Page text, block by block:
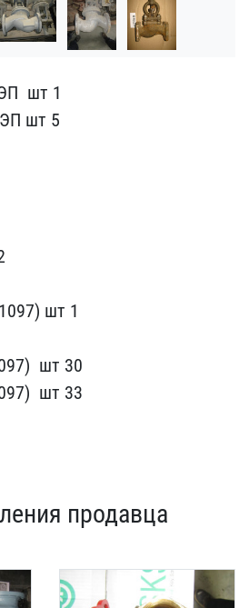
шт 1
шт 5
шт 1
шт 30
шт 33​
продавца